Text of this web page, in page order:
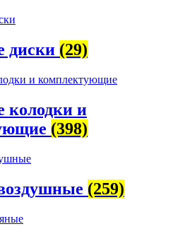
диски (29)
колодки и
(398)
(259)